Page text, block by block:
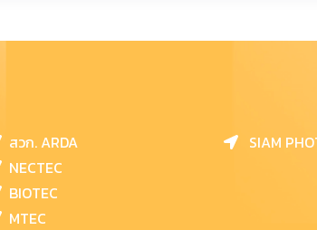
สวก. ARDA
NECTEC
BIOTEC
MTEC
SIAM